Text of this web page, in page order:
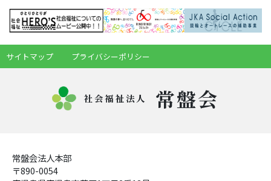
サイトマップ プライバシーポリシー
社会福祉法人 常盤会
常盤会法人本部
〒890-0054